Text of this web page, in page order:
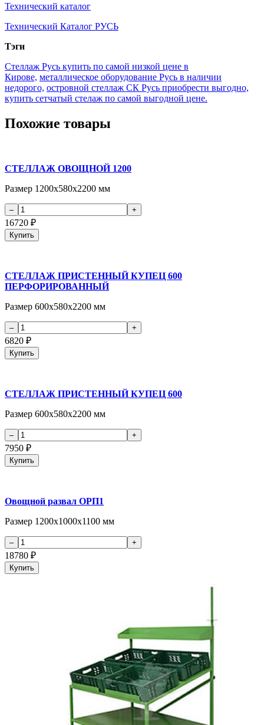
Технический каталог
Технический Каталог РУСЬ
Тэги
Стеллаж Русь купить по самой низкой цене в
Кирове, металлическое оборудование Русь в наличии
недорого, островной стеллаж СК Русь приобрести выгодно,
купить сетчатый стелаж по самой выгодной цене.
Похожие товары
СТЕЛЛАЖ ОВОЩНОЙ 1200
Размер 1200х580х2200 мм
16720 ₽
Купить
СТЕЛЛАЖ ПРИСТЕННЫЙ КУПЕЦ 600
ПЕРФОРИРОВАННЫЙ
Размер 600х580х2200 мм
6820 ₽
Купить
СТЕЛЛАЖ ПРИСТЕННЫЙ КУПЕЦ 600
Размер 600х580х2200 мм
7950 ₽
Купить
Овощной развал ОРП1
Размер 1200х1000х1100 мм
18780 ₽
Купить